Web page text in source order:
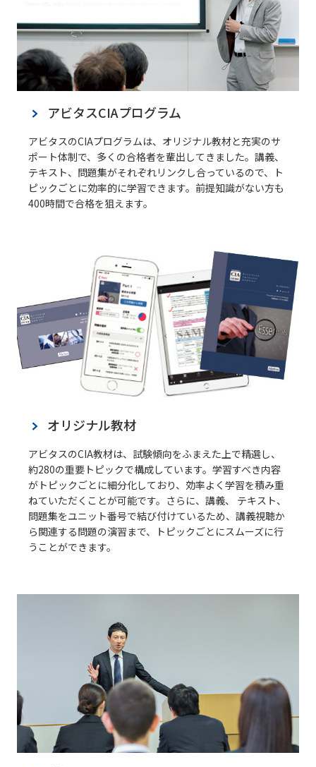
アビタスCIAプログラム
アビタスのCIAプログラムは、オリジナル教材と充実のサ
ポート体制で、多くの合格者を輩出してきました。講義、
テキスト、問題集がそれぞれリンクし合っているので、ト
ピックごとに効率的に学習できます。前提知識がない方も
400時間で合格を狙えます。
オリジナル教材
アビタスのCIA教材は、試験傾向をふまえた上で精選し、
約280の重要トピックで構成しています。学習すべき内容
がトピックごとに細分化しており、効率よく学習を積み重
ねていただくことが可能です。さらに、講義、 テキスト、
問題集をユニット番号で結び付けているため、講義視聴か
ら関連する問題の演習まで、トピックごとにスムーズに行
うことができます。